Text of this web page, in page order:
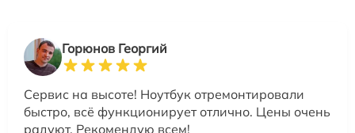
Горюнов Георгий
Сервис на высоте! Ноутбук отремонтировали
быстро, всё функционирует отлично. Цены очень
радуют. Рекомендую всем!